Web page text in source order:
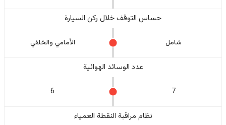
حساس التوقف خلال ركن السيارة
شامل الأمامي والخلفي
عدد الوسائد الهوائية
7
6
نظام مراقبة النقطة العمياء